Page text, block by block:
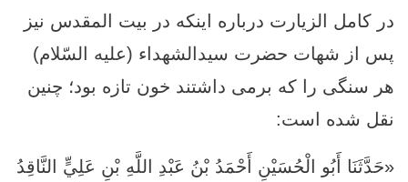
در کامل الزیارت درباره اینکه در بیت المقدس نیز
پس از شهات حضرت سیدالشهداء (علیه السّلام)
هر سنگی را که برمی داشتند خون تازه بود؛ چنین
نقل شده است:
«حَدَّثَنَا أَبُو الْحُسَيْنِ أَحْمَدُ بْنُ عَبْدِ اللَّهِ بْنِ عَلِيٍّ النَّاقِدُ